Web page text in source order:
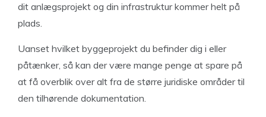
dit anlægsprojekt og din infrastruktur kommer helt på
plads.
Uanset hvilket byggeprojekt du befinder dig i eller
påtænker, så kan der være mange penge at spare på
at få overblik over alt fra de større juridiske områder til
den tilhørende dokumentation.